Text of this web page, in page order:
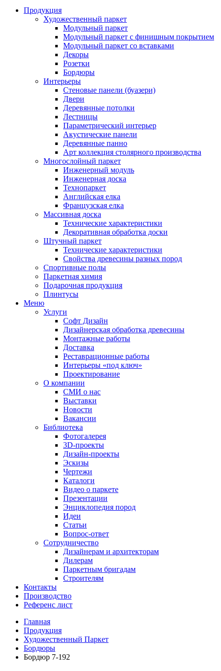
Продукция
Художественный паркет
Модульный паркет
Модульный паркет с финишным покрытием
Модульный паркет со вставками
Декоры
Розетки
Бордюры
Интерьеры
Стеновые панели (буазери)
Двери
Деревянные потолки
Лестницы
Параметрический интерьер
Акустические панели
Деревянные панно
Арт коллекция столярного производства
Многослойный паркет
Инженерный модуль
Инженерная доска
Технопаркет
Английская елка
Французская елка
Массивная доска
Технические характеристики
Декоративная обработка доски
Штучный паркет
Технические характеристики
Свойства древесины разных пород
Спортивные полы
Паркетная химия
Подарочная продукция
Плинтусы
Меню
Услуги
Софт Дизайн
Дизайнерская обработка древесины
Монтажные работы
Доставка
Реставрационные работы
Интерьеры «под ключ»
Проектирование
О компании
СМИ о нас
Выставки
Новости
Вакансии
Библиотека
Фотогалерея
3D-проекты
Дизайн-проекты
Эскизы
Чертежи
Каталоги
Видео о паркете
Презентации
Энциклопедия пород
Идеи
Статьи
Вопрос-ответ
Сотрудничество
Дизайнерам и архитекторам
Дилерам
Паркетным бригадам
Строителям
Контакты
Производство
Референс лист
Главная
Продукция
Художественный Паркет
Бордюры
Бордюр 7-192